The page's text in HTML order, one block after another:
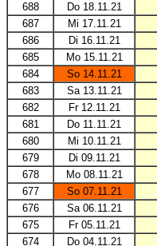
688
Do 18.11.21
687
Mi 17.11.21
686
Di 16.11.21
685
Mo 15.11.21
684
So 14.11.21
683
Sa 13.11.21
682
Fr 12.11.21
681
Do 11.11.21
680
Mi 10.11.21
679
Di 09.11.21
678
Mo 08.11.21
677
So 07.11.21
676
Sa 06.11.21
675
Fr 05.11.21
674
Do 04.11.21